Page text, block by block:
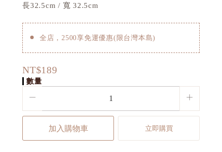
長32.5cm / 寬 32.5cm
全店，2500享免運優惠(限台灣本島)
NT$189
數量
加入購物車 立即購買